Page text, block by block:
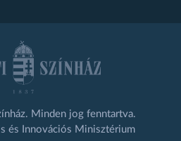
Minden jog fenntartva.
és Innovációs Minisztérium